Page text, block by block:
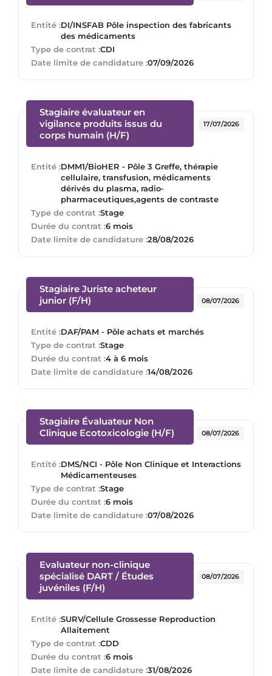
Entité :DI/INSFAB Pôle inspection des fabricants
des médicaments
Type de contrat :CDI
Date limite de candidature :07/09/2026
Stagiaire évaluateur en
vigilance produits issus du
corps humain (H/F)
Entité :DMM1/BioHER - Pôle 3 Greffe, thérapie
cellulaire, transfusion, médicaments
dérivés du plasma, radio-
pharmaceutiques,agents de contraste
Type de contrat :Stage
Durée du contrat :6 mois
17/07/2026
Date limite de candidature :28/08/2026
Stagiaire Juriste acheteur
junior (F/H)
Entité :DAF/PAM - Pôle achats et marchés
Type de contrat :Stage
Durée du contrat :4 à 6 mois
08/07/2026
Date limite de candidature :14/08/2026
Stagiaire Évaluateur Non
Clinique Ecotoxicologie (H/F) (Nouvelle fenêtre)
Entité :DMS/NCI - Pôle Non Clinique et Interactions
Médicamenteuses
Type de contrat :Stage
Durée du contrat :6 mois
08/07/2026
Date limite de candidature :07/08/2026
Evaluateur non-clinique
spécialisé DART / Études
juvéniles (F/H)
Entité :SURV/Cellule Grossesse Reproduction
Allaitement
Type de contrat :CDD
Durée du contrat :6 mois
08/07/2026
Date limite de candidature :31/08/2026